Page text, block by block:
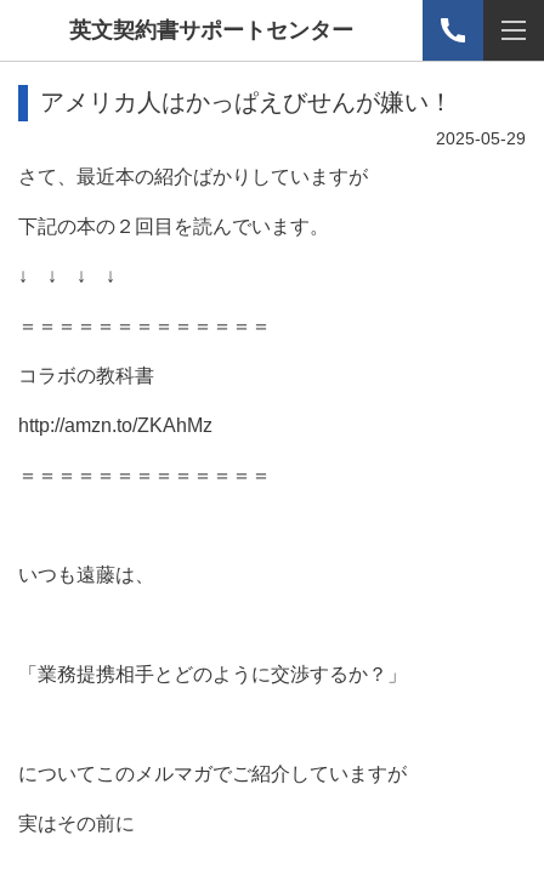
英文契約書サポートセンター
アメリカ人はかっぱえびせんが嫌い！
2025-05-29
さて、最近本の紹介ばかりしていますが
下記の本の２回目を読んでいます。
↓ ↓ ↓ ↓
＝＝＝＝＝＝＝＝＝＝＝＝＝
コラボの教科書
http://amzn.to/ZKAhMz
＝＝＝＝＝＝＝＝＝＝＝＝＝
いつも遠藤は、
「業務提携相手とどのように交渉するか？」
についてこのメルマガでご紹介していますが
実はその前に